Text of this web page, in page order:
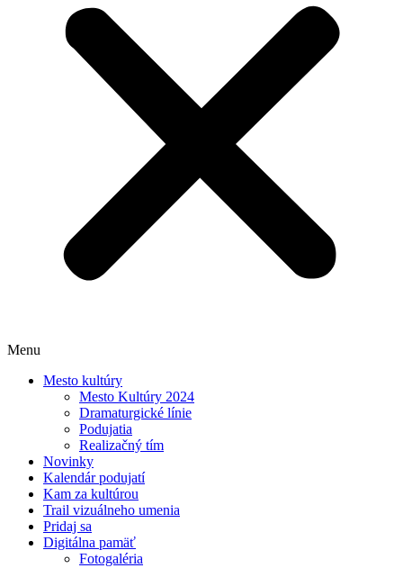
Menu
Mesto kultúry
Mesto Kultúry 2024
Dramaturgické línie
Podujatia
Realizačný tím
Novinky
Kalendár podujatí
Kam za kultúrou
Trail vizuálneho umenia
Pridaj sa
Digitálna pamäť
Fotogaléria